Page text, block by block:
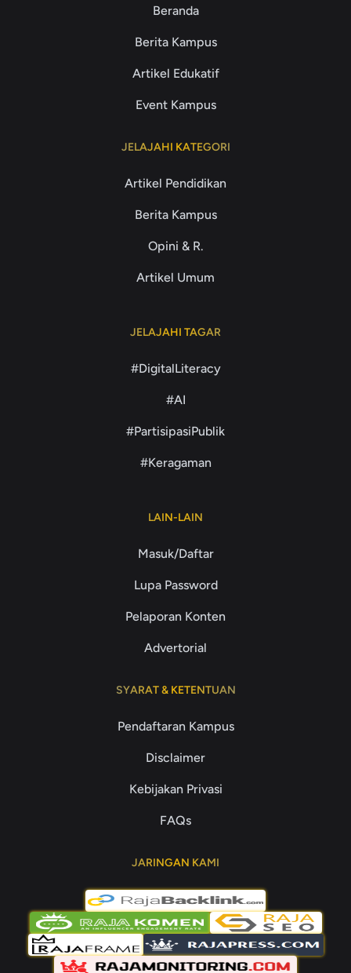
Beranda
Berita Kampus
Artikel Edukatif
Event Kampus
JELAJAHI KATEGORI
Artikel Pendidikan
Berita Kampus
Opini & R.
Artikel Umum
JELAJAHI TAGAR
#DigitalLiteracy
#AI
#PartisipasiPublik
#Keragaman
LAIN-LAIN
Masuk/Daftar
Lupa Password
Pelaporan Konten
Advertorial
SYARAT & KETENTUAN
Pendaftaran Kampus
Disclaimer
Kebijakan Privasi
FAQs
JARINGAN KAMI